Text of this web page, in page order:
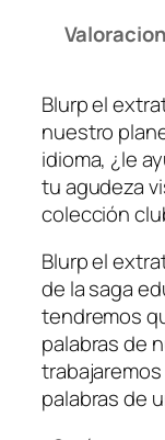
Blurp el
nuestro
idioma, ¿le
tu agudeza
colección
Blurp el
de la saga
tendremos
palabras de
palabras de